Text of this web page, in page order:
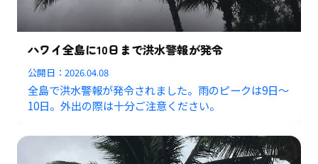
ハワイ全島に10日まで洪水警報が発令
公開日：2026.04.08
全島で洪水警報が発令されました。雨のピークは9日〜
10日。外出の際は十分ご注意ください。